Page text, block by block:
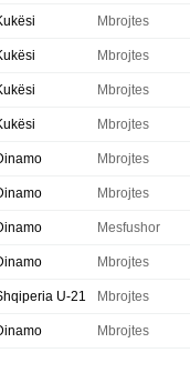
Mbrojtes
Mbrojtes
Mbrojtes
Mbrojtes
Mbrojtes
Mbrojtes
Mesfushor
Mbrojtes
U-21 Mbrojtes
Mbrojtes